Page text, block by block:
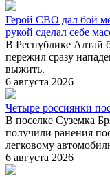
Герой СВО дал бой
рукой сделал себе
В Республике Алтай
пережил сразу
выжить.
6 августа 2026
Четыре россиянки
В поселке Суземка
получили ранения
легковому
6 августа 2026